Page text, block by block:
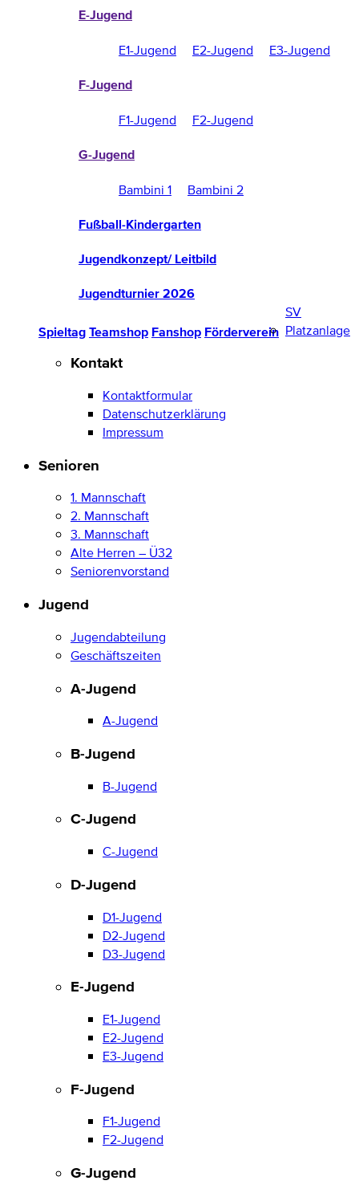
E-Jugend
E1-Jugend E2-Jugend E3-Jugend
F-Jugend
F1-Jugend F2-Jugend
G-Jugend
Bambini 1 Bambini 2
Fußball-Kindergarten
Jugendkonzept/ Leitbild
Jugendturnier 2026
Spieltag Teamshop Fanshop Förderverein
SV
Platzanlage
Kontakt
Kontaktformular
Datenschutzerklärung
Impressum
Senioren
1. Mannschaft
2. Mannschaft
3. Mannschaft
Alte Herren – Ü32
Seniorenvorstand
Jugend
Jugendabteilung
Geschäftszeiten
A-Jugend
A-Jugend
B-Jugend
B-Jugend
C-Jugend
C-Jugend
D-Jugend
D1-Jugend
D2-Jugend
D3-Jugend
E-Jugend
E1-Jugend
E2-Jugend
E3-Jugend
F-Jugend
F1-Jugend
F2-Jugend
G-Jugend